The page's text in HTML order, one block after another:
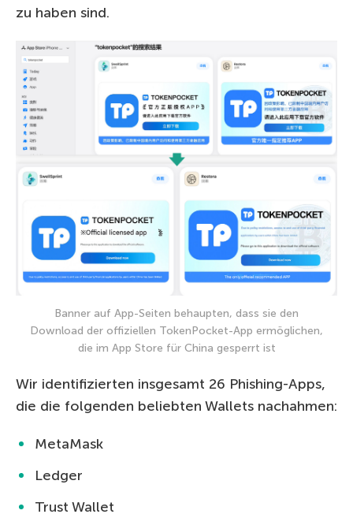
zu haben sind.
Banner auf App-Seiten behaupten, dass sie den
Download der offiziellen TokenPocket-App ermöglichen,
die im App Store für China gesperrt ist
Wir identifizierten insgesamt 26 Phishing-Apps,
die die folgenden beliebten Wallets nachahmen:
MetaMask
Ledger
Trust Wallet